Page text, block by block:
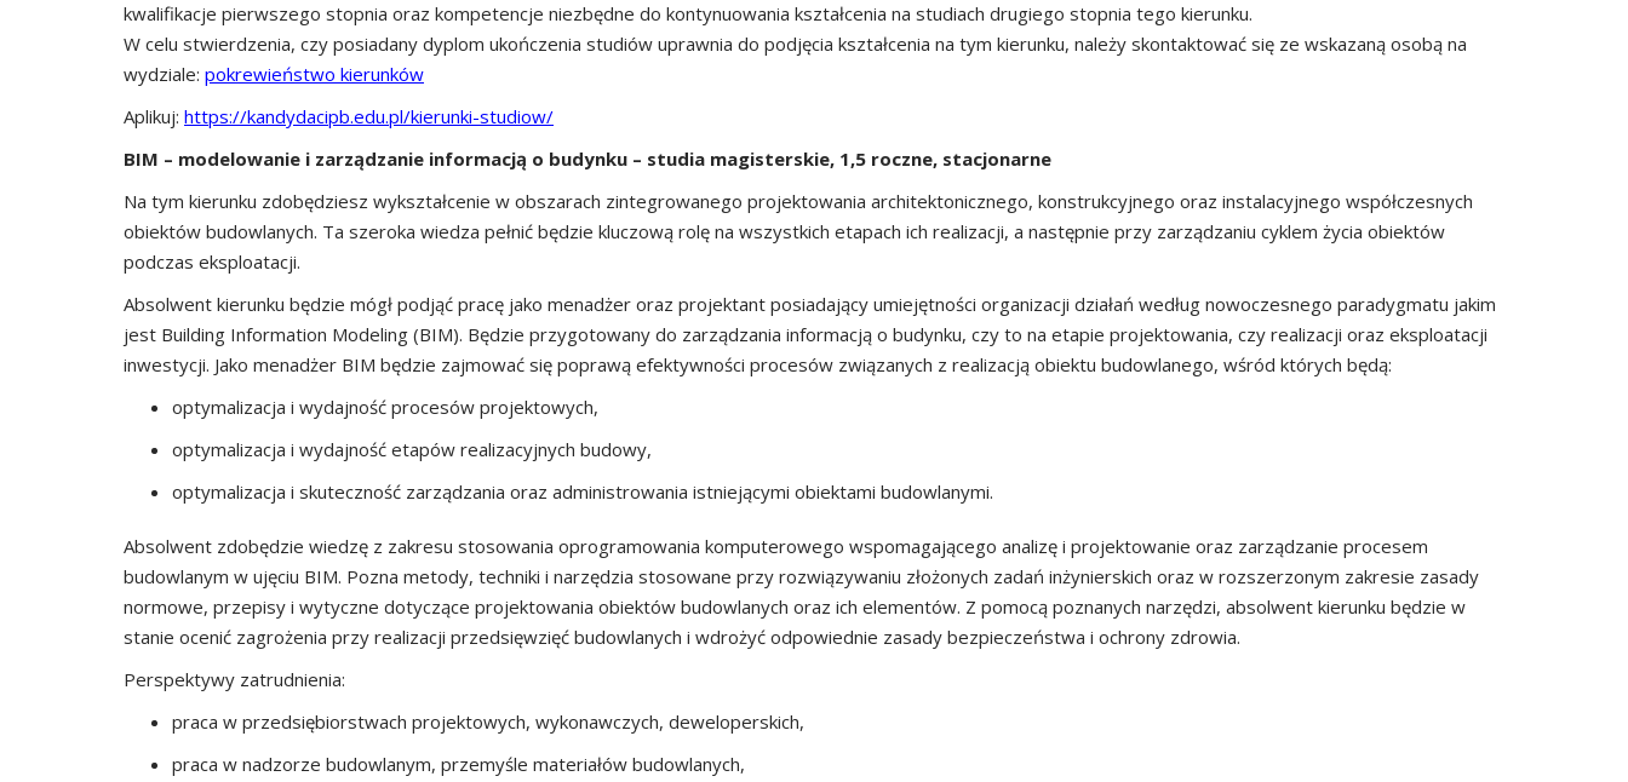
kwalifikacje pierwszego stopnia oraz kompetencje niezbędne do kontynuowania kształcenia na studiach drugiego stopnia tego kierunku.
W celu stwierdzenia, czy posiadany dyplom ukończenia studiów uprawnia do podjęcia kształcenia na tym kierunku, należy skontaktować się ze wskazaną osobą na
wydziale: pokrewieństwo kierunków
Aplikuj: https://kandydacipb.edu.pl/kierunki-studiow/
BIM – modelowanie i zarządzanie informacją o budynku – studia magisterskie, 1,5 roczne, stacjonarne
Na tym kierunku zdobędziesz wykształcenie w obszarach zintegrowanego projektowania architektonicznego, konstrukcyjnego oraz instalacyjnego współczesnych
obiektów budowlanych. Ta szeroka wiedza pełnić będzie kluczową rolę na wszystkich etapach ich realizacji, a następnie przy zarządzaniu cyklem życia obiektów
podczas eksploatacji.
Absolwent kierunku będzie mógł podjąć pracę jako menadżer oraz projektant posiadający umiejętności organizacji działań według nowoczesnego paradygmatu jakim
jest Building Information Modeling (BIM). Będzie przygotowany do zarządzania informacją o budynku, czy to na etapie projektowania, czy realizacji oraz eksploatacji
inwestycji. Jako menadżer BIM będzie zajmować się poprawą efektywności procesów związanych z realizacją obiektu budowlanego, wśród których będą:
optymalizacja i wydajność procesów projektowych,
optymalizacja i wydajność etapów realizacyjnych budowy,
optymalizacja i skuteczność zarządzania oraz administrowania istniejącymi obiektami budowlanymi.
Absolwent zdobędzie wiedzę z zakresu stosowania oprogramowania komputerowego wspomagającego analizę i projektowanie oraz zarządzanie procesem
budowlanym w ujęciu BIM. Pozna metody, techniki i narzędzia stosowane przy rozwiązywaniu złożonych zadań inżynierskich oraz w rozszerzonym zakresie zasady
normowe, przepisy i wytyczne dotyczące projektowania obiektów budowlanych oraz ich elementów. Z pomocą poznanych narzędzi, absolwent kierunku będzie w
stanie ocenić zagrożenia przy realizacji przedsięwzięć budowlanych i wdrożyć odpowiednie zasady bezpieczeństwa i ochrony zdrowia.
Perspektywy zatrudnienia:
praca w przedsiębiorstwach projektowych, wykonawczych, deweloperskich,
praca w nadzorze budowlanym, przemyśle materiałów budowlanych,